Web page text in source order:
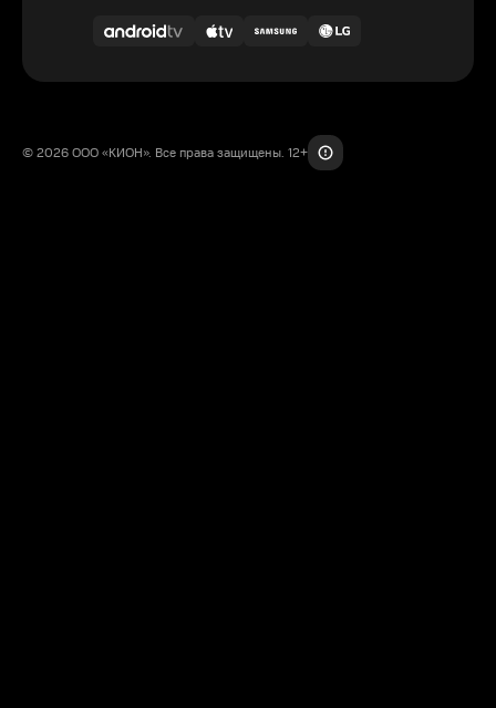
© 2026 ООО «КИОН». Все права защищены. 12+